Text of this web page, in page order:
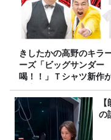
きしたかの高野のキラ
ーズ「ビッグサンダー
喝！！」Ｔシャツ新作
決定！
の